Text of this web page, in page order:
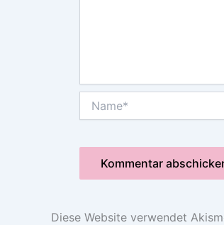
Diese Website verwendet